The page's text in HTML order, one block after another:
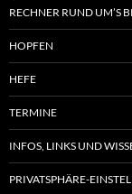
RECHNER RUND UM’S
HOPFEN
HEFE
TERMINE
INFOS, LINKS UND
PRIVATSPHÄRE-